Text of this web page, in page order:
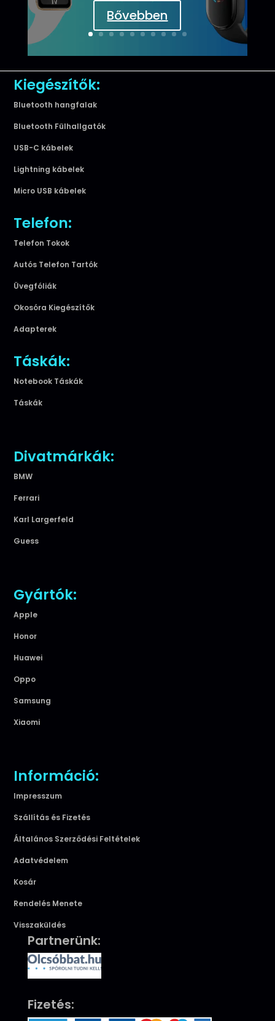
Bővebben
Kiegészítők:
Bluetooth hangfalak
Bluetooth Fülhallgatók
USB-C kábelek
Lightning kábelek
Micro USB kábelek
Telefon:
Telefon Tokok
Autós Telefon Tartók
Üvegfóliák
Okosóra Kiegészítők
Adapterek
Táskák:
Notebook Táskák
Táskák
Divatmárkák:
BMW
Ferrari
Karl Largerfeld
Guess
Gyártók:
Apple
Honor
Huawei
Oppo
Samsung
Xiaomi
Információ:
Impresszum
Szállítás és Fizetés
Általános Szerződési Feltételek
Adatvédelem
Kosár
Rendelés Menete
Visszaküldés
Partnerünk:
Fizetés: